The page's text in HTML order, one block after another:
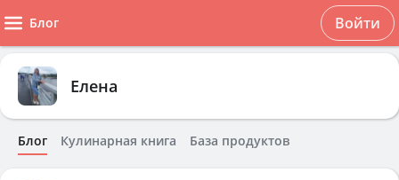
Блог Войти
Елена
Блог Кулинарная книга База продуктов